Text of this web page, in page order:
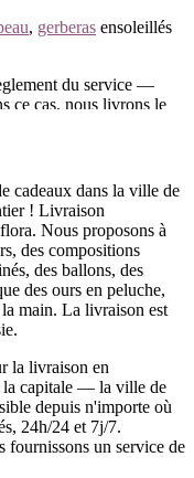
, gerberas ensoleillés
du service —
ce cas, nous livrons le
et en Biélorussie.
délicat et
cadeaux dans la ville de
! Livraison
Nous proposons à
des compositions
des ballons, des
des ours en peluche,
la main. La livraison est
la livraison en
la capitale — la ville de
depuis n'importe où
24h/24 et 7j/7.
fournissons un service de